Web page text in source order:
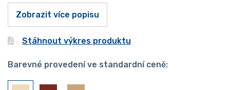
Zobrazit více popisu
Stáhnout výkres produktu
Barevné provedení ve standardní ceně: